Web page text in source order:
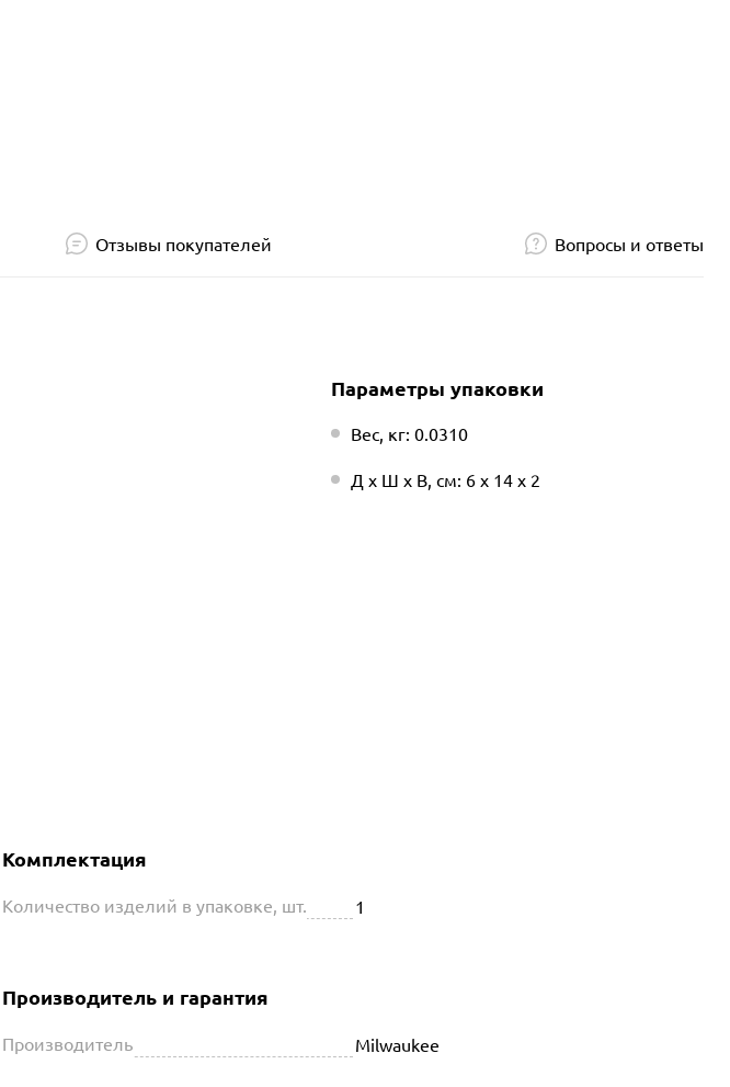
Отзывы покупателей Вопросы и ответы
Параметры упаковки
Вес, кг: 0.0310
Д х Ш х В, см: 6 х 14 х 2
Комплектация
Количество изделий в упаковке, шт. 1
Производитель и гарантия
Производитель Milwaukee